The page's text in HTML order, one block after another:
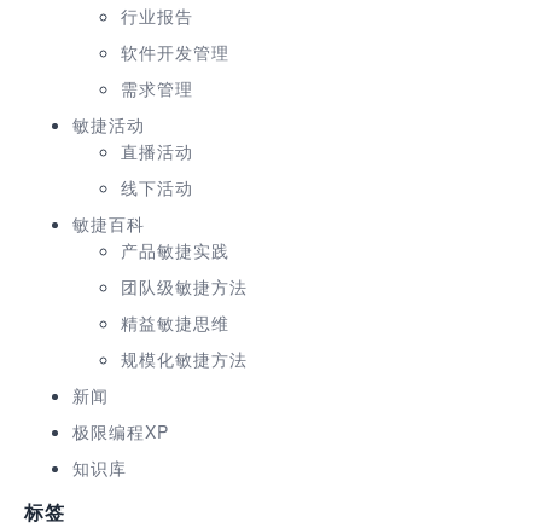
行业报告
软件开发管理
需求管理
敏捷活动
直播活动
线下活动
敏捷百科
产品敏捷实践
团队级敏捷方法
精益敏捷思维
规模化敏捷方法
新闻
极限编程XP
知识库
标签